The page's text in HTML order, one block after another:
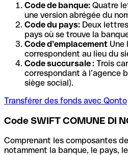
Code de banque: Quatre
une version abrégée du
Code du pays: Deux
pays où se trouve la
Code d’emplacement Une
correspondent au lieu du
Code succursale : Trois
correspondant à l’agence
siège social).
Transférer des fonds avec Qonto
Code SWIFT COMUNE DI
Comprenant les composantes
notamment la banque, le pays,